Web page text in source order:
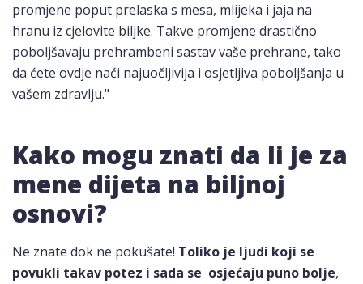
promjene poput prelaska s mesa, mlijeka i jaja na
hranu iz cjelovite biljke. Takve promjene drastično
poboljšavaju prehrambeni sastav vaše prehrane, tako
da ćete ovdje naći najuočljivija i osjetljiva poboljšanja u
vašem zdravlju."
Kako mogu znati da li je za
mene dijeta na biljnoj
osnovi?
Ne znate dok ne pokušate! Toliko je ljudi koji se
povukli takav potez i sada se osjećaju puno bolje,